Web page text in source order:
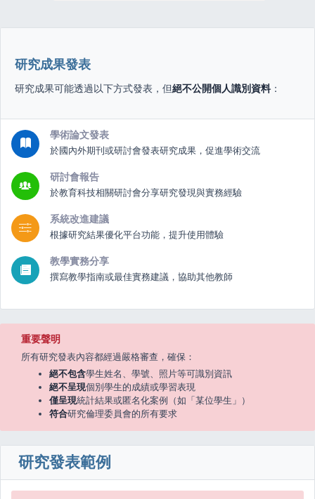
Education
研究成果發表
研究成果可能透過以下方式發表，但絕不公開個人識別資料：
學術論文發表
於國內外期刊或研討會發表研究成果，促進學術交流
研討會報告
於教育科技相關研討會分享研究發現與實務經驗
系統改進建議
根據研究結果優化平台功能，提升使用體驗
教學實務分享
撰寫教學指南或最佳實務建議，協助其他教師
重要聲明
所有研究發表內容都經過嚴格審查，確保：
絕不包含學生姓名、學號、照片等可識別資訊
絕不呈現個別學生的成績或學習表現
僅呈現統計結果或匿名化案例（如「某位學生」）
符合研究倫理委員會的所有要求
研究發表範例